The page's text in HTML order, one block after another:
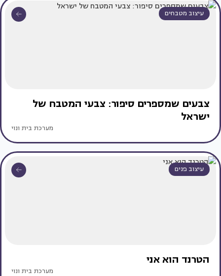
עיצוב מטבחים
צבעים שמספרים סיפור: צבעי המטבח של
ישראל
מערכת בית ונוי
עיצוב פנים
הטרנד הוא אני
מערכת בית ונוי